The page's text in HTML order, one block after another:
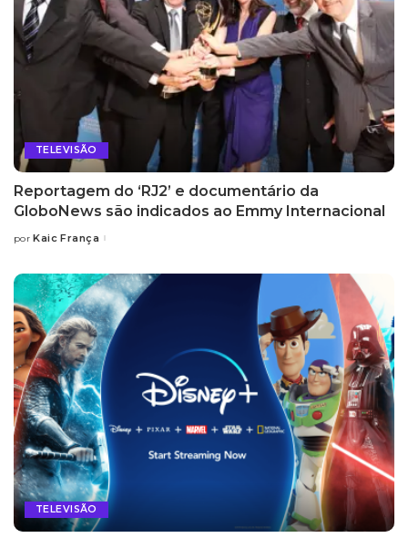
TELEVISÃO
Reportagem do ‘RJ2’ e documentário da
GloboNews são indicados ao Emmy Internacional
Posted
por Kaic França
TELEVISÃO